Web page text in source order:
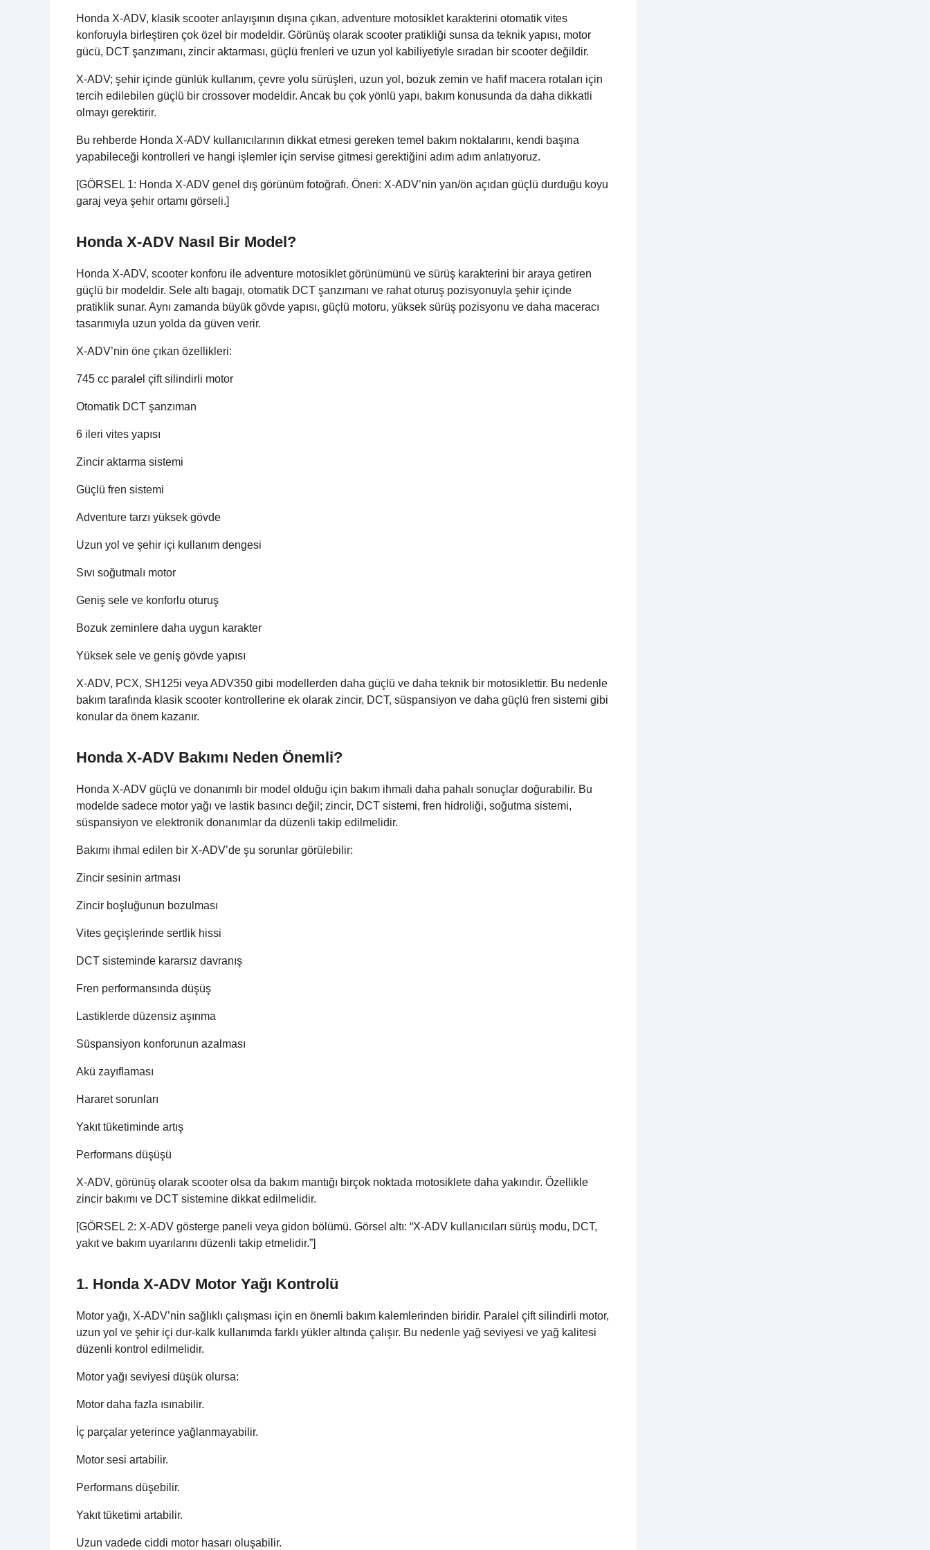
Honda X-ADV, klasik scooter anlayışının dışına çıkan, adventure motosiklet karakterini otomatik vites
konforuyla birleştiren çok özel bir modeldir. Görünüş olarak scooter pratikliği sunsa da teknik yapısı, motor
gücü, DCT şanzımanı, zincir aktarması, güçlü frenleri ve uzun yol kabiliyetiyle sıradan bir scooter değildir.
X-ADV; şehir içinde günlük kullanım, çevre yolu sürüşleri, uzun yol, bozuk zemin ve hafif macera rotaları için
tercih edilebilen güçlü bir crossover modeldir. Ancak bu çok yönlü yapı, bakım konusunda da daha dikkatli
olmayı gerektirir.
Bu rehberde Honda X-ADV kullanıcılarının dikkat etmesi gereken temel bakım noktalarını, kendi başına
yapabileceği kontrolleri ve hangi işlemler için servise gitmesi gerektiğini adım adım anlatıyoruz.
[GÖRSEL 1: Honda X-ADV genel dış görünüm fotoğrafı. Öneri: X-ADV’nin yan/ön açıdan güçlü durduğu koyu
garaj veya şehir ortamı görseli.]
Honda X-ADV Nasıl Bir Model?
Honda X-ADV, scooter konforu ile adventure motosiklet görünümünü ve sürüş karakterini bir araya getiren
güçlü bir modeldir. Sele altı bagajı, otomatik DCT şanzımanı ve rahat oturuş pozisyonuyla şehir içinde
pratiklik sunar. Aynı zamanda büyük gövde yapısı, güçlü motoru, yüksek sürüş pozisyonu ve daha maceracı
tasarımıyla uzun yolda da güven verir.
X-ADV’nin öne çıkan özellikleri:
745 cc paralel çift silindirli motor
Otomatik DCT şanzıman
6 ileri vites yapısı
Zincir aktarma sistemi
Güçlü fren sistemi
Adventure tarzı yüksek gövde
Uzun yol ve şehir içi kullanım dengesi
Sıvı soğutmalı motor
Geniş sele ve konforlu oturuş
Bozuk zeminlere daha uygun karakter
Yüksek sele ve geniş gövde yapısı
X-ADV, PCX, SH125i veya ADV350 gibi modellerden daha güçlü ve daha teknik bir motosiklettir. Bu nedenle
bakım tarafında klasik scooter kontrollerine ek olarak zincir, DCT, süspansiyon ve daha güçlü fren sistemi gibi
konular da önem kazanır.
Honda X-ADV Bakımı Neden Önemli?
Honda X-ADV güçlü ve donanımlı bir model olduğu için bakım ihmali daha pahalı sonuçlar doğurabilir. Bu
modelde sadece motor yağı ve lastik basıncı değil; zincir, DCT sistemi, fren hidroliği, soğutma sistemi,
süspansiyon ve elektronik donanımlar da düzenli takip edilmelidir.
Bakımı ihmal edilen bir X-ADV’de şu sorunlar görülebilir:
Zincir sesinin artması
Zincir boşluğunun bozulması
Vites geçişlerinde sertlik hissi
DCT sisteminde kararsız davranış
Fren performansında düşüş
Lastiklerde düzensiz aşınma
Süspansiyon konforunun azalması
Akü zayıflaması
Hararet sorunları
Yakıt tüketiminde artış
Performans düşüşü
X-ADV, görünüş olarak scooter olsa da bakım mantığı birçok noktada motosiklete daha yakındır. Özellikle
zincir bakımı ve DCT sistemine dikkat edilmelidir.
[GÖRSEL 2: X-ADV gösterge paneli veya gidon bölümü. Görsel altı: “X-ADV kullanıcıları sürüş modu, DCT,
yakıt ve bakım uyarılarını düzenli takip etmelidir.”]
1. Honda X-ADV Motor Yağı Kontrolü
Motor yağı, X-ADV’nin sağlıklı çalışması için en önemli bakım kalemlerinden biridir. Paralel çift silindirli motor,
uzun yol ve şehir içi dur-kalk kullanımda farklı yükler altında çalışır. Bu nedenle yağ seviyesi ve yağ kalitesi
düzenli kontrol edilmelidir.
Motor yağı seviyesi düşük olursa:
Motor daha fazla ısınabilir.
İç parçalar yeterince yağlanmayabilir.
Motor sesi artabilir.
Performans düşebilir.
Yakıt tüketimi artabilir.
Uzun vadede ciddi motor hasarı oluşabilir.